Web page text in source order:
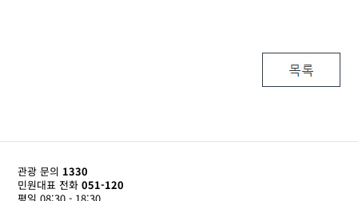
관광 문의 1330
민원대표 전화 051-120
평일 08:30 - 18:30